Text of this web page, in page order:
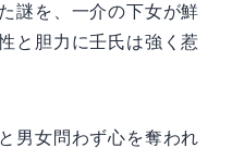
謎を、一介の下女が鮮
と胆力に壬氏は強く惹
男女問わず心を奪われ